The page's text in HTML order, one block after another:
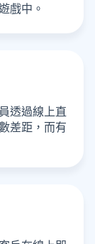
戲中。
透過線上直
差距，而有